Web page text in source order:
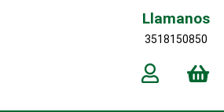
Llamanos
3518150850